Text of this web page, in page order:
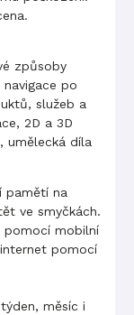
způsoby
po
služeb a
2D a 3D
umělecká díla
pamětí na
ve smyčkách.
pomocí mobilní
pomocí
měsíc i